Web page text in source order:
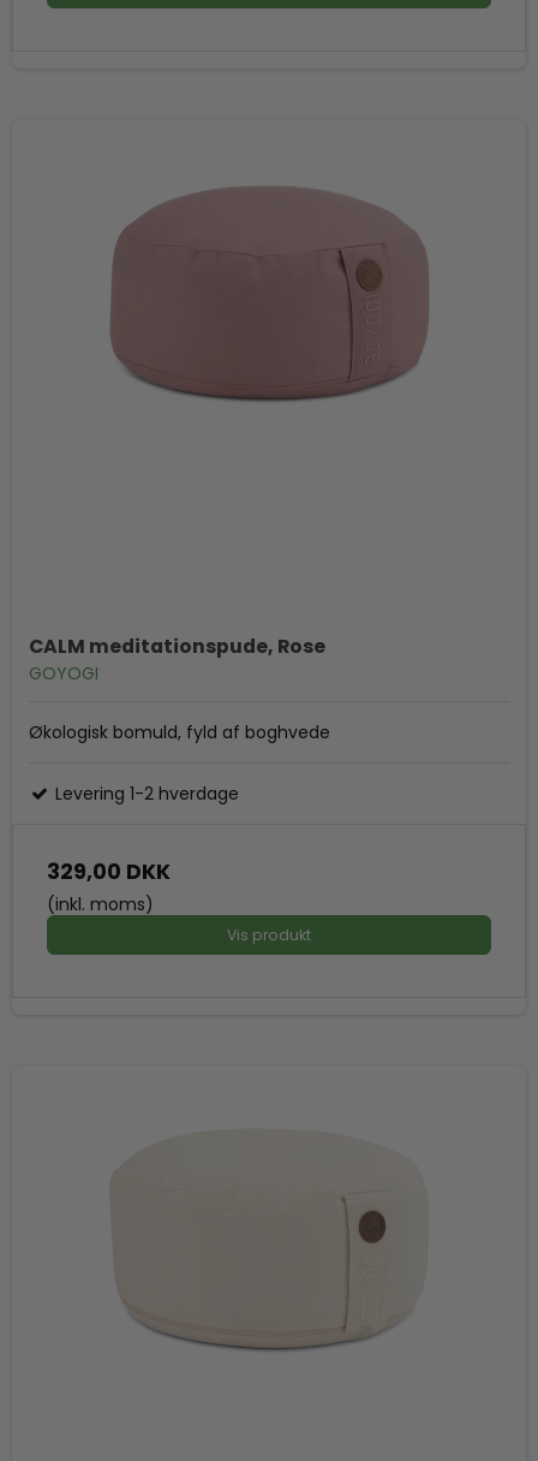
CALM meditationspude, Rose
GOYOGI
Økologisk bomuld, fyld af boghvede
Levering 1-2 hverdage
329,00 DKK
(inkl. moms)
Vis produkt